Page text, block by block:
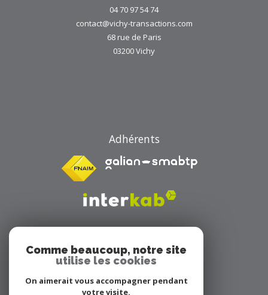
04 70 97 54 74
contact@vichy-transactions.com
68 rue de Paris
03200
Vichy
Adhérents
Avis clients
Comme beaucoup, notre site
utilise les cookies
On aimerait vous accompagner pendant
votre visite.